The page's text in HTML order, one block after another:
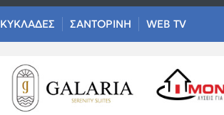
ΚΥΚΛΑΔΕΣ ΣΑΝΤΟΡΙΝΗ WEB TV